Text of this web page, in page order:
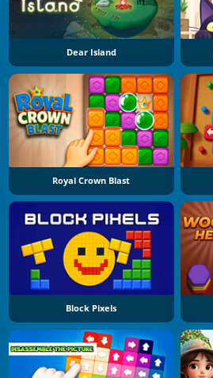
Dear Island
Royal Crown Blast
Block Pixels